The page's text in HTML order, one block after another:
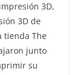
3D,
3D de
tienda The
junto
su